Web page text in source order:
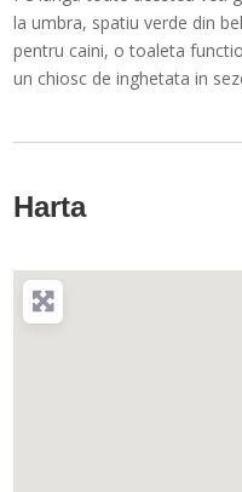
la umbra, spatiu verde din
pentru caini, o toaleta
un chiosc de inghetata in
Harta